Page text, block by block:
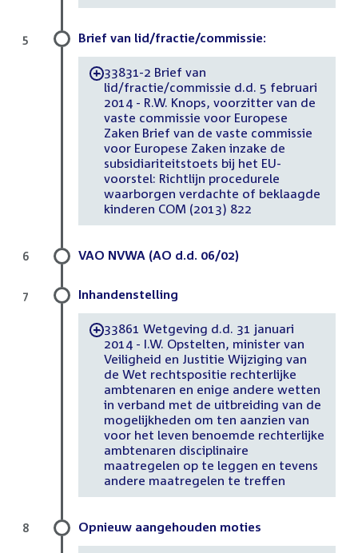
Brief van lid/fractie/commissie:
-33831-2 Brief van
lid/fractie/commissie d.d. 5 februari
2014 - R.W. Knops, voorzitter van de
vaste commissie voor Europese
Zaken Brief van de vaste commissie
voor Europese Zaken inzake de
subsidiariteitstoets bij het EU-
voorstel: Richtlijn procedurele
waarborgen verdachte of beklaagde
kinderen COM (2013) 822
5
VAO NVWA (AO d.d. 06/02)
6
Inhandenstelling
-33861 Wetgeving d.d. 31 januari
2014 - I.W. Opstelten, minister van
Veiligheid en Justitie Wijziging van
de Wet rechtspositie rechterlijke
ambtenaren en enige andere wetten
in verband met de uitbreiding van de
mogelijkheden om ten aanzien van
voor het leven benoemde rechterlijke
ambtenaren disciplinaire
maatregelen op te leggen en tevens
andere maatregelen te treffen
7
Opnieuw aangehouden moties
8